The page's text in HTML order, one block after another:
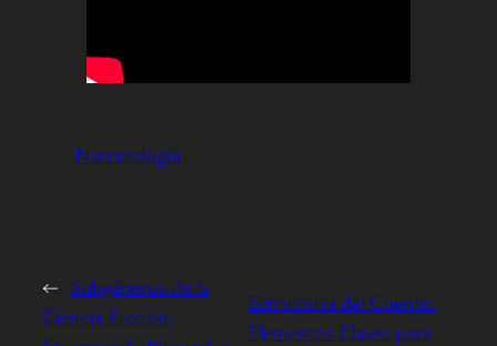
Narratología
← Subgéneros de la
Ciencia Ficción:
Estructura del Cuento:
Elementos Claves para